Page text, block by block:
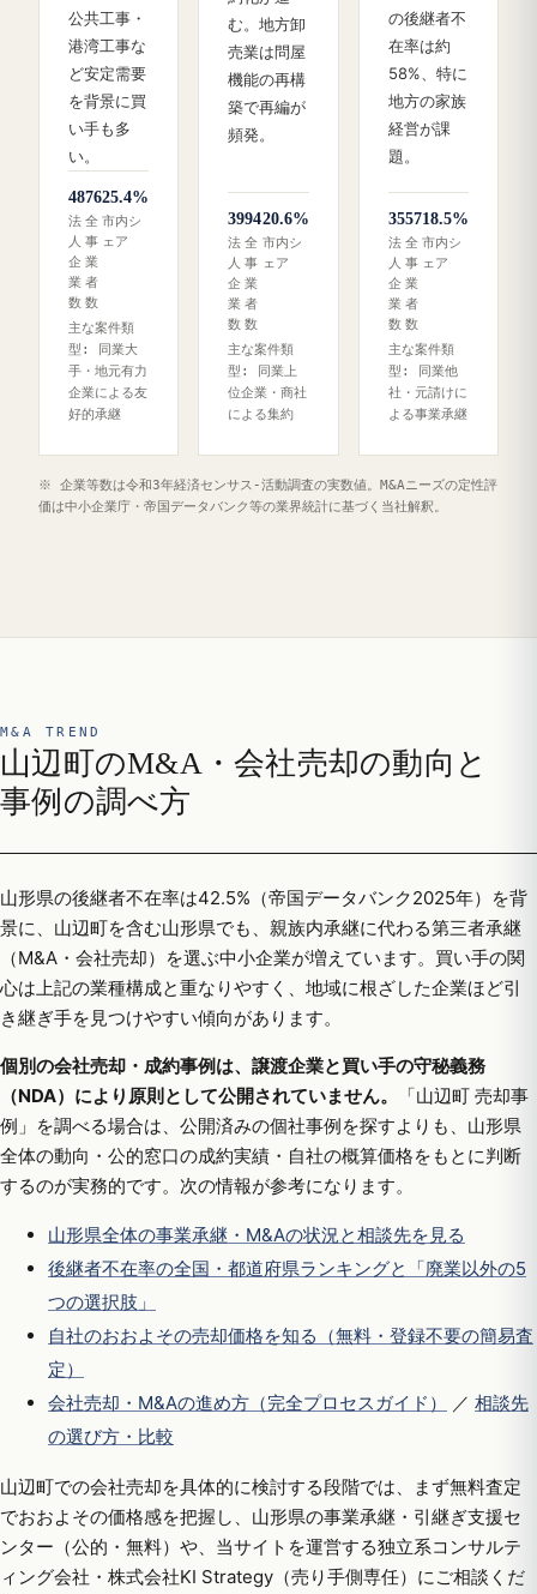
公共工事・
港湾工事な
ど安定需要
を背景に買
い手も多
い。
48
法
人
企
業
数
76
全
事
業
者
数
25.4%
市内シ
ェア
主な案件類
型: 同業大
手・地元有力
企業による友
好的承継
む。地方卸
売業は問屋
機能の再構
築で再編が
頻発。
39
法
人
企
業
数
94
全
事
業
者
数
20.6%
市内シ
ェア
主な案件類
型: 同業上
位企業・商社
による集約
の後継者不
在率は約
58%、特に
地方の家族
経営が課
題。
35
法
人
企
業
数
57
全
事
業
者
数
18.5%
市内シ
ェア
主な案件類
型: 同業他
社・元請けに
よる事業承継
※ 企業等数は令和3年経済センサス‐活動調査の実数値。M&Aニーズの定性評
価は中小企業庁・帝国データバンク等の業界統計に基づく当社解釈。
M&A TREND
山辺町のM&A・会社売却の動向と
事例の調べ方
山形県の後継者不在率は42.5%（帝国データバンク2025年）を背
景に、山辺町を含む山形県でも、親族内承継に代わる第三者承継
（M&A・会社売却）を選ぶ中小企業が増えています。買い手の関
心は上記の業種構成と重なりやすく、地域に根ざした企業ほど引
き継ぎ手を見つけやすい傾向があります。
個別の会社売却・成約事例は、譲渡企業と買い手の守秘義務
（NDA）により原則として公開されていません。
「山辺町 売却事
例」を調べる場合は、公開済みの個社事例を探すよりも、山形県
全体の動向・公的窓口の成約実績・自社の概算価格をもとに判断
するのが実務的です。次の情報が参考になります。
山形県全体の事業承継・M&Aの状況と相談先を見る
後継者不在率の全国・都道府県ランキングと「廃業以外の5
つの選択肢」
自社のおおよその売却価格を知る（無料・登録不要の簡易査
定）
会社売却・M&Aの進め方（完全プロセスガイド）
／ 相談先
の選び方・比較
山辺町での会社売却を具体的に検討する段階では、まず無料査定
でおおよその価格感を把握し、山形県の事業承継・引継ぎ支援セ
ンター（公的・無料）や、当サイトを運営する独立系コンサルテ
ィング会社・株式会社KI Strategy（売り手側専任）にご相談くだ